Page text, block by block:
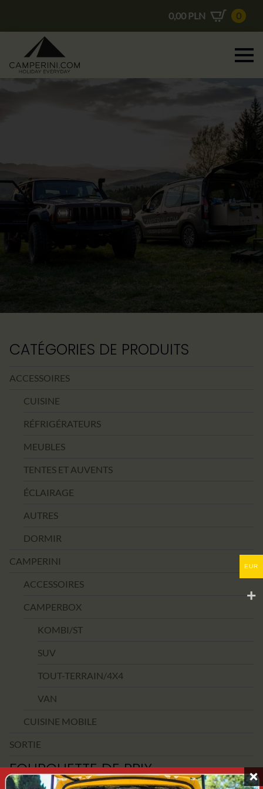
0,00 PLN 0
CATÉGORIES DE PRODUITS
ACCESSOIRES
CUISINE
RÉFRIGÉRATEURS
MEUBLES
TENTES ET AUVENTS
ÉCLAIRAGE
AUTRES
DORMIR
CAMPERINI
ACCESSOIRES
CAMPERBOX
KOMBI/ST
SUV
TOUT-TERRAIN/4X4
VAN
CUISINE MOBILE
SORTIE
FOURCHETTE DE PRIX
EUR